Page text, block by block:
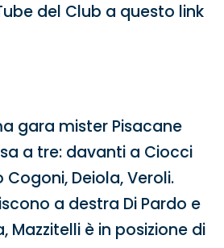
del Club a questo link
gara mister Pisacane
a tre: davanti a Ciocci
Deiola, Veroli.
a destra Di Pardo e
Mazzitelli è in posizione di